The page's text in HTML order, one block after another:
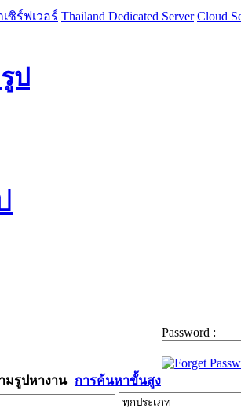
เซิร์ฟเวอร์ Thailand Dedicated Server Cloud
ป
Password :
มรูปหางาน
การค้นหาขั้นสูง